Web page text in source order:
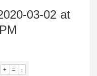
03-02 at
+ = -